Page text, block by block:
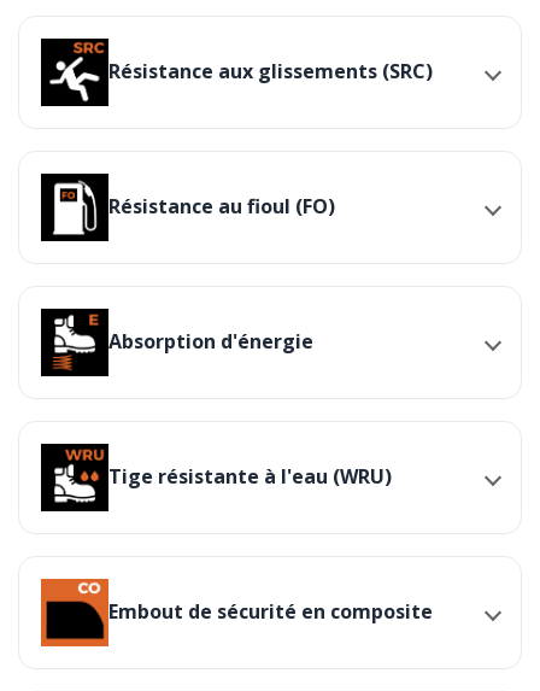
Résistance aux glissements (SRC)
Résistance au fioul (FO)
Absorption d'énergie
Tige résistante à l'eau (WRU)
Embout de sécurité en composite